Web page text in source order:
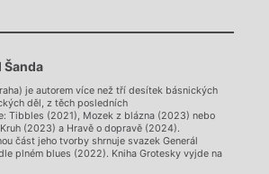
Načítá se.
Chviličku.
Načítá se.
Šanda
je autorem více než tří desítek básnických
děl, z těch posledních
Tibbles (2021), Mozek z blázna (2023) nebo
Kruh (2023) a Hravě o dopravě (2024).
část jeho tvorby shrnuje svazek Generál
plném blues (2022). Kniha Grotesky vyjde na